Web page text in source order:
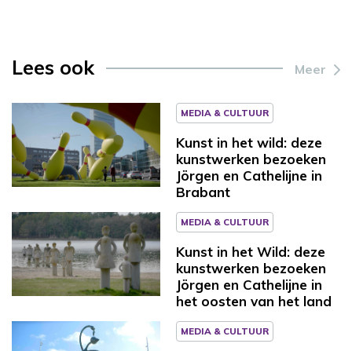
Lees ook Meer
MEDIA & CULTUUR
Kunst in het wild: deze
kunstwerken bezoeken
Jörgen en Cathelijne in
Brabant
MEDIA & CULTUUR
Kunst in het Wild: deze
kunstwerken bezoeken
Jörgen en Cathelijne in
het oosten van het land
MEDIA & CULTUUR